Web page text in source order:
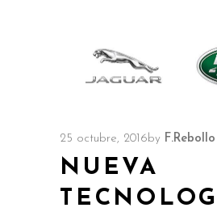
25 octubre, 2016by F.Rebollo
NUEVA